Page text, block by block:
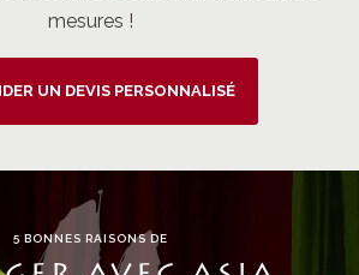
mesures !
UN DEVIS PERSONNALISÉ
5 BONNES RAISONS DE